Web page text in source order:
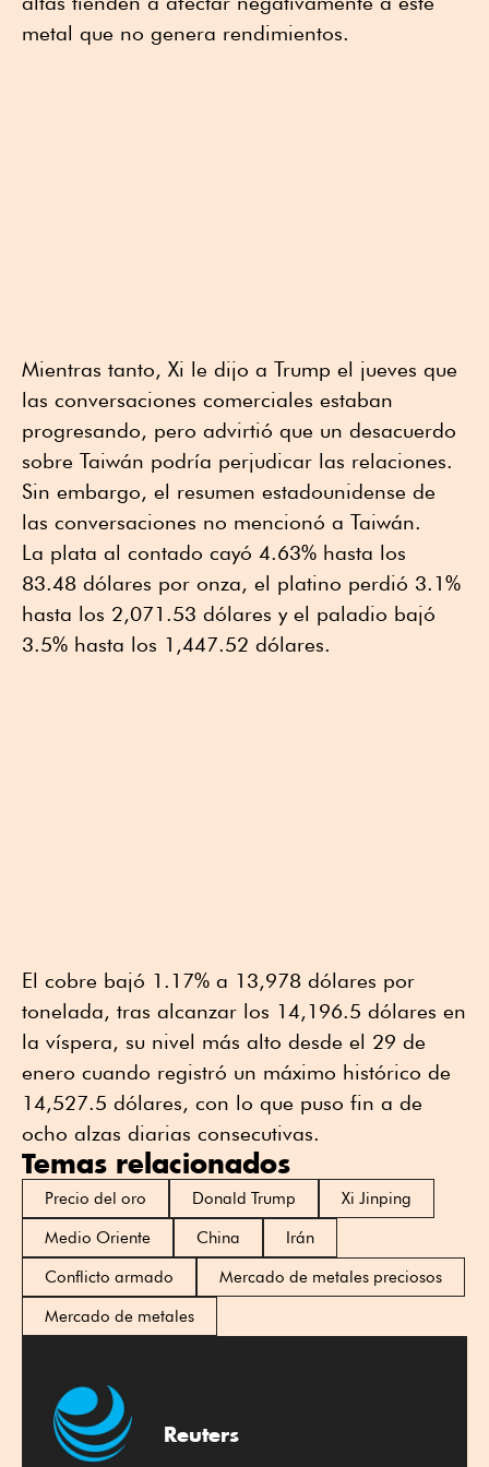
metal que no genera rendimientos.
Mientras tanto, Xi le dijo a Trump el jueves que
las conversaciones comerciales estaban
progresando, pero advirtió que un desacuerdo
sobre Taiwán podría perjudicar las relaciones.
Sin embargo, el resumen estadounidense de
las conversaciones no mencionó a Taiwán.
La plata al contado cayó 4.63% hasta los
83.48 dólares por onza, el platino perdió 3.1%
hasta los 2,071.53 dólares y el paladio bajó
3.5% hasta los 1,447.52 dólares.
El cobre bajó 1.17% a 13,978 dólares por
tonelada, tras alcanzar los 14,196.5 dólares en
la víspera, su nivel más alto desde el 29 de
enero cuando registró un máximo histórico de
14,527.5 dólares, con lo que puso fin a de
ocho alzas diarias consecutivas.
Temas relacionados
Precio del oro Donald Trump
Xi Jinping
Medio Oriente
China
Irán
Conflicto armado
Mercado de metales preciosos
Mercado de metales
Reuters